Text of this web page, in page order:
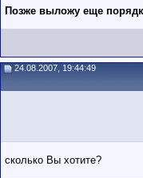
Позже выложу еще
24.08.2007, 19:44:49
сколько Вы хотите?